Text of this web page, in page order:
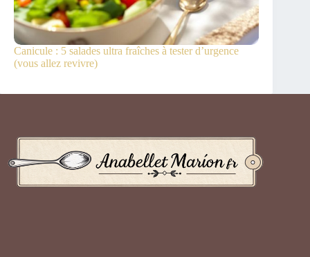
Canicule : 5 salades ultra fraîches à tester d’urgence
(vous allez revivre)